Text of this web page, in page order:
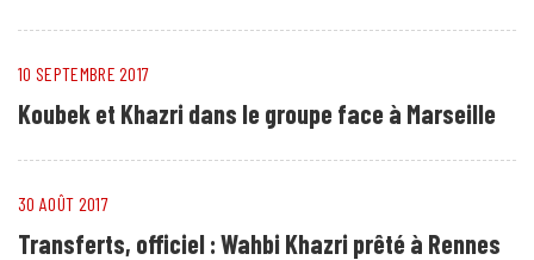
10 SEPTEMBRE 2017
Koubek et Khazri dans le groupe face à Marseille
30 AOÛT 2017
Transferts, officiel : Wahbi Khazri prêté à Rennes